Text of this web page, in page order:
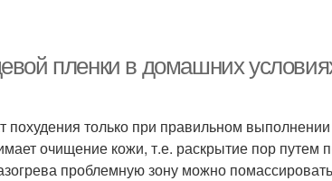
пленки в домашних
только при правильном
очищение кожи, т.е. раскрытие пор путем
проблемную зону можно